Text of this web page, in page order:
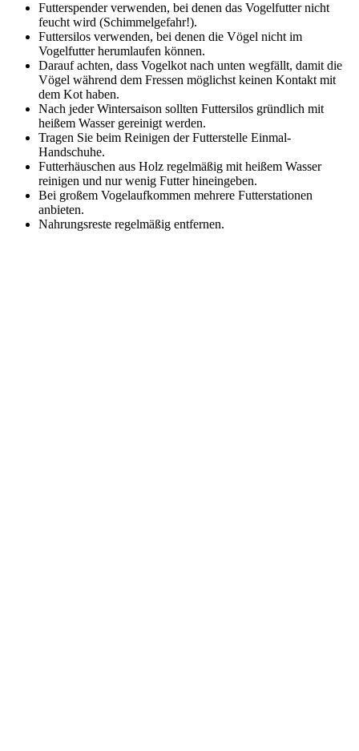
Futterspender verwenden, bei denen das Vogelfutter nicht
feucht wird (Schimmelgefahr!).
Futtersilos verwenden, bei denen die Vögel nicht im
Vogelfutter herumlaufen können.
Darauf achten, dass Vogelkot nach unten wegfällt, damit die
Vögel während dem Fressen möglichst keinen Kontakt mit
dem Kot haben.
Nach jeder Wintersaison sollten Futtersilos gründlich mit
heißem Wasser gereinigt werden.
Tragen Sie beim Reinigen der Futterstelle Einmal-
Handschuhe.
Futterhäuschen aus Holz regelmäßig mit heißem Wasser
reinigen und nur wenig Futter hineingeben.
Bei großem Vogelaufkommen mehrere Futterstationen
anbieten.
Nahrungsreste regelmäßig entfernen.